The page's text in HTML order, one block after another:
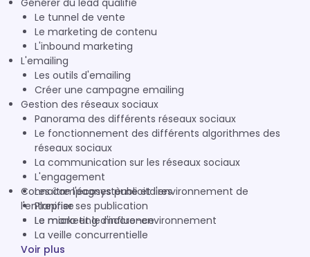
Générer du lead qualifié
Le tunnel de vente
Le marketing de contenu
L'inbound marketing
L'emailing
Les outils d'emailing
Créer une campagne emailing
Gestion des réseaux sociaux
Panorama des différents réseaux sociaux
Le fonctionnement des différents algorithmes des
réseaux sociaux
La communication sur les réseaux sociaux
L'engagement
Les campagnes publicitaires
Planifier ses publication
Le marketing d'influence
Connaître l'écosystème et l'environnement de
l'entreprise
Le micro et le macro-environnement
La veille concurrentielle
Voir plus